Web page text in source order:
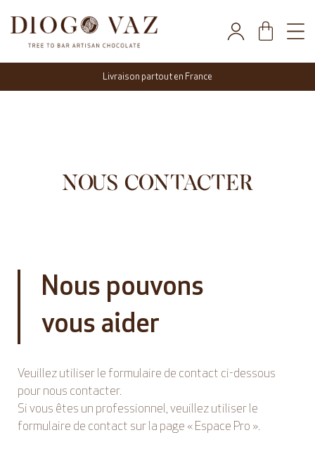
Livraison partout en France
NOUS CONTACTER
Nous pouvons
vous aider
Veuillez utiliser le formulaire de contact ci-dessous
pour nous contacter.
Si vous êtes un professionnel, veuillez utiliser le
formulaire de contact sur la page « Espace Pro ».